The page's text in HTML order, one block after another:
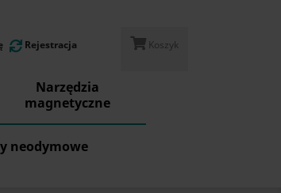
Rejestracja Koszyk
Narzędzia
magnetyczne
neodymowe